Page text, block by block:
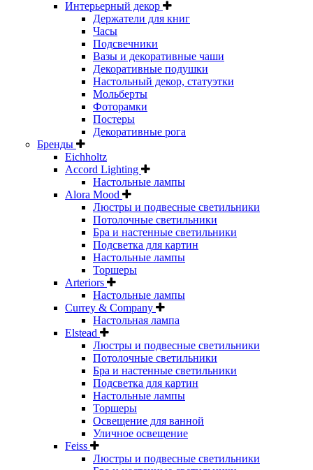
Интерьерный декор
Держатели для книг
Часы
Подсвечники
Вазы и декоративные чаши
Декоративные подушки
Настольный декор, статуэтки
Мольберты
Фоторамки
Постеры
Декоративные рога
Бренды
Eichholtz
Accord Lighting
Настольные лампы
Alora Mood
Люстры и подвесные светильники
Потолочные светильники
Бра и настенные светильники
Подсветка для картин
Настольные лампы
Торшеры
Arteriors
Настольные лампы
Currey & Company
Настольная лампа
Elstead
Люстры и подвесные светильники
Потолочные светильники
Бра и настенные светильники
Подсветка для картин
Настольные лампы
Торшеры
Освещение для ванной
Уличное освещение
Feiss
Люстры и подвесные светильники